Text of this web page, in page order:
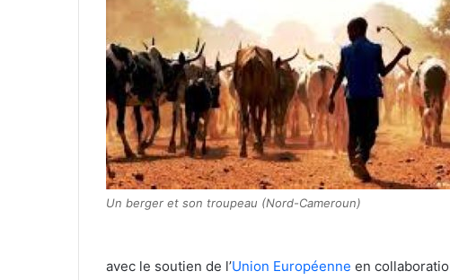
Un berger et son troupeau (Nord-Cameroun)
avec le soutien de l’Union Européenne en